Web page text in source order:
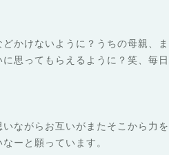
かけないように？うちの母親、ま
思ってもらえるように？笑、毎日
ながらお互いがまたそこから力を
ーと願っています。